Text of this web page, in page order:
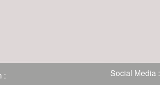
: Social Media :